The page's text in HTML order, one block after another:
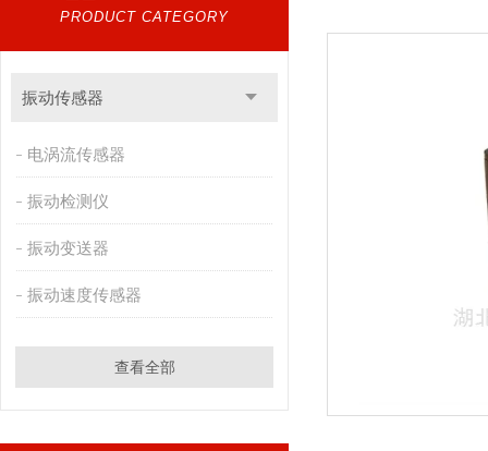
PRODUCT CATEGORY
振动传感器
电涡流传感器
振动检测仪
振动变送器
振动速度传感器
查看全部